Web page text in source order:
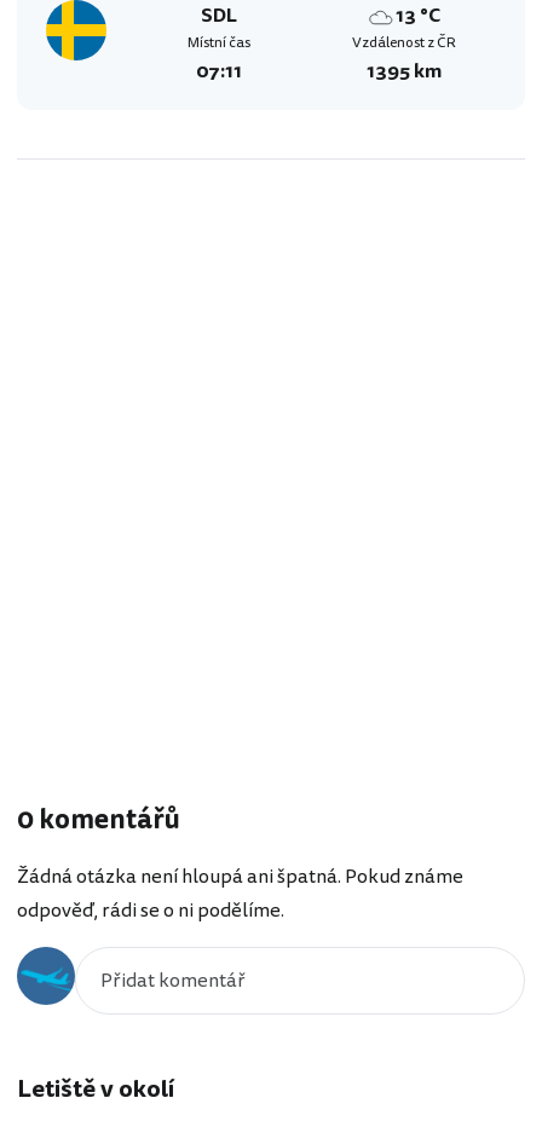
SDL 13 °C
Místní čas
07:11
Vzdálenost z ČR
1395 km
0 komentářů
Žádná otázka není hloupá ani špatná. Pokud známe
odpověď, rádi se o ni podělíme.
Letiště v okolí